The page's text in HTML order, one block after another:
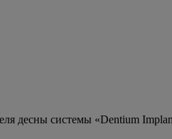
десны системы «Dentium